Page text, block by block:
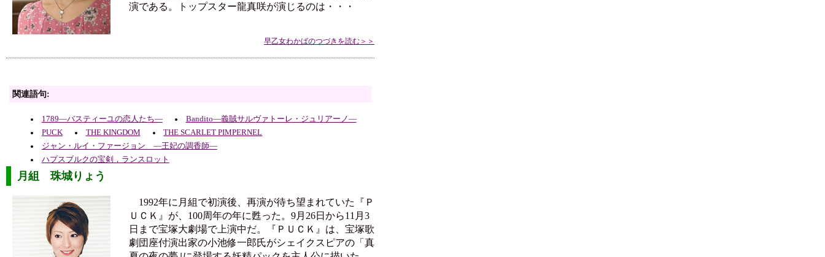
演である。トップスター龍真咲が演じるのは・・・
早乙女わかばのつづきを読む＞＞
関連語句:
1789―バスティーユの恋人たち―
Bandito―義賊サルヴァトーレ・ジュリアーノ―
PUCK
THE KINGDOM
THE SCARLET PIMPERNEL
ジャン・ルイ・ファージョン ―王妃の調香師―
ハプスブルクの宝剣，ランスロット
月組 珠城りょう
1992年に月組で初演後、再演が待ち望まれていた『Ｐ
ＵＣＫ』が、100周年の年に甦った。9月26日から11月3
日まで宝塚大劇場で上演中だ。『ＰＵＣＫ』は、宝塚歌
劇団座付演出家の小池修一郎氏がシェイクスピアの「真